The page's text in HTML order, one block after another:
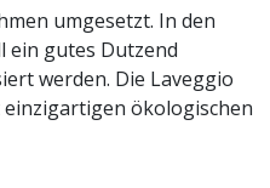
umgesetzt. In den
ein gutes Dutzend
werden. Die Laveggio
ökologischen